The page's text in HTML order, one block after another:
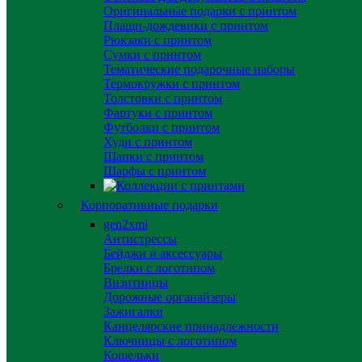
Оригинальные подарки с принтом
Плащи-дождевики с принтом
Рюкзаки с принтом
Сумки с принтом
Тематические подарочные наборы
Термокружки с принтом
Толстовки с принтом
Фартуки с принтом
Футболки с принтом
Худи с принтом
Шапки с принтом
Шарфы с принтом
Корпоративные подарки
gen2xml
Антистрессы
Бейджи и аксессуары
Брелки с логотипом
Визитницы
Дорожные органайзеры
Зажигалки
Канцелярские принадлежности
Ключницы с логотипом
Кошельки